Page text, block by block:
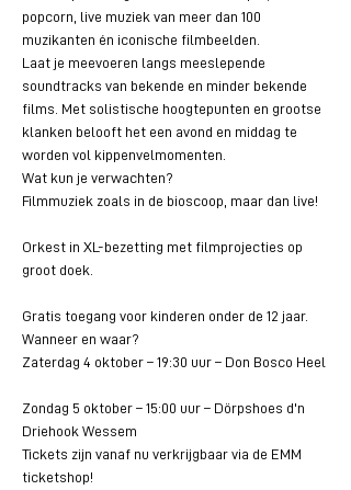
popcorn, live muziek van meer dan 100
muzikanten én iconische filmbeelden.
Laat je meevoeren langs meeslepende
soundtracks van bekende en minder bekende
films. Met solistische hoogtepunten en grootse
klanken belooft het een avond en middag te
worden vol kippenvelmomenten.
Wat kun je verwachten?
Filmmuziek zoals in de bioscoop, maar dan live!
Orkest in XL-bezetting met filmprojecties op
groot doek.
Gratis toegang voor kinderen onder de 12 jaar.
Wanneer en waar?
Zaterdag 4 oktober – 19:30 uur – Don Bosco Heel
Zondag 5 oktober – 15:00 uur – Dörpshoes d'n
Driehook Wessem
Tickets zijn vanaf nu verkrijgbaar via de EMM
ticketshop!